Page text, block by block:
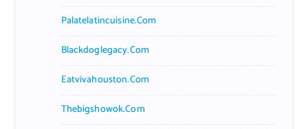
Palatelatincuisine.com
Blackdoglegacy.com
Eatvivahouston.com
Thebigshowok.com